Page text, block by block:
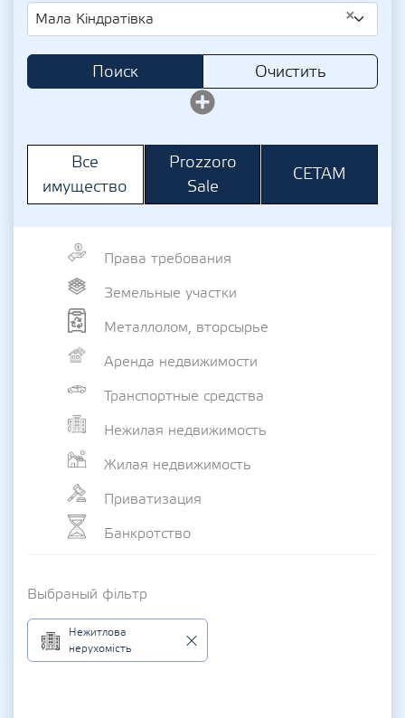
×
Мала Кіндратівка
Поиск Очистить
Все
имущество
Prozzoro
Sale
СЕТАМ
Права требования
Земельные участки
Металлолом, вторсырье
Аренда недвижимости
Транспортные средства
Нежилая недвижимость
Жилая недвижимость
Приватизация
Банкротство
Выбраный фільтр
Нежитлова
нерухомість